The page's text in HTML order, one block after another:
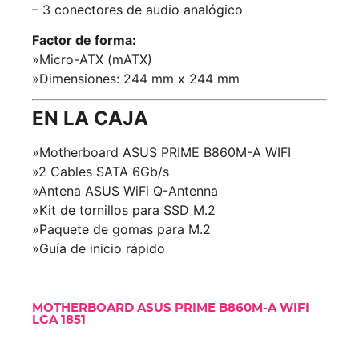
– 3 conectores de audio analógico
Factor de forma:
»Micro-ATX (mATX)
»Dimensiones: 244 mm x 244 mm
EN LA CAJA
»Motherboard ASUS PRIME B860M-A WIFI
»2 Cables SATA 6Gb/s
»Antena ASUS WiFi Q-Antenna
»Kit de tornillos para SSD M.2
»Paquete de gomas para M.2
»Guía de inicio rápido
MOTHERBOARD ASUS PRIME B860M-A WIFI
LGA 1851